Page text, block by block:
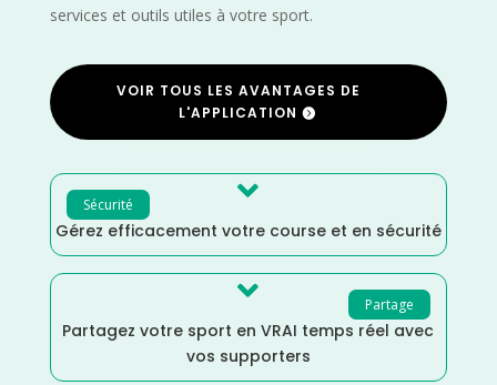
services et outils utiles à votre sport.
VOIR TOUS LES AVANTAGES DE
L'APPLICATION
Sécurité 
Gérez efficacement votre course et en sécurité
Partage

Partagez votre sport en VRAI temps réel avec
vos supporters